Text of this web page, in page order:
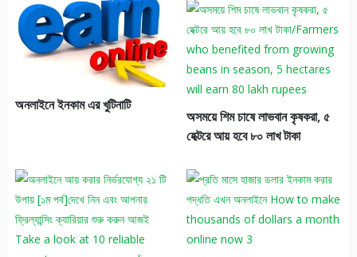
অনলাইনে ইনকাম এর খুটিনাটি
অসময়ে শিম চাষে লাভবান কৃষকরা, ৫
হেক্টরে আয় হবে ৮০ লাখ টাকা